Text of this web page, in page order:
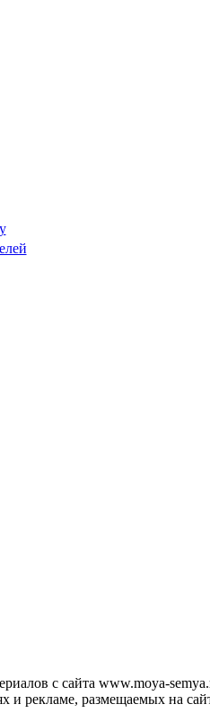
с сайта www.moya-
и рекламе, размещаемых на